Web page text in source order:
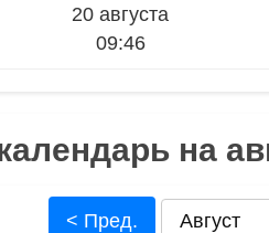
20 августа
09:46
на
< Пред.